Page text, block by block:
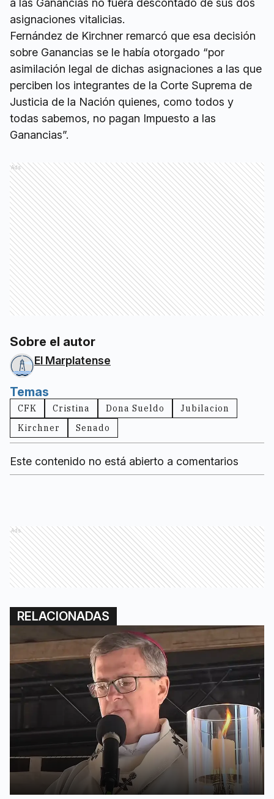
a las Ganancias no fuera descontado de sus dos
asignaciones vitalicias.
Fernández de Kirchner remarcó que esa decisión
sobre Ganancias se le había otorgado “por
asimilación legal de dichas asignaciones a las que
perciben los integrantes de la Corte Suprema de
Justicia de la Nación quienes, como todos y
todas sabemos, no pagan Impuesto a las
Ganancias”.
Ads
Sobre el autor
El Marplatense
Temas
CFK Cristina Dona Sueldo
Jubilacion
Kirchner
Senado
Este contenido no está abierto a comentarios
Ads
RELACIONADAS